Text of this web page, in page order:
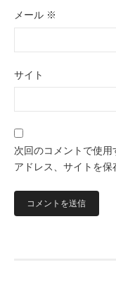
メール ※
サイト
次回のコメントで使
アドレス、サイトを保